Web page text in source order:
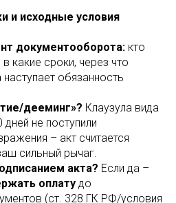
и исходные условия
документооборота: кто
какие сроки, через что
обязанность
дееминг»? Клаузула вида
дней не поступили
– акт считается
сильный рычаг.
акта? Если да –
оплату до
(ст. 328 ГК РФ/условия